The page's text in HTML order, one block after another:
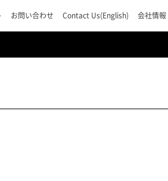
お問い合わせ Contact Us(English) 会社情報